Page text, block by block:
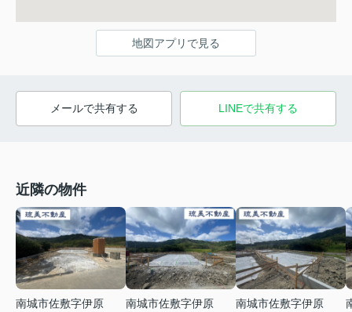
地図アプリで見る
メールで共有する LINEで共有する
近隣の物件
南城市佐敷字伊原
南城市佐敷字伊原
南城市佐敷字伊原